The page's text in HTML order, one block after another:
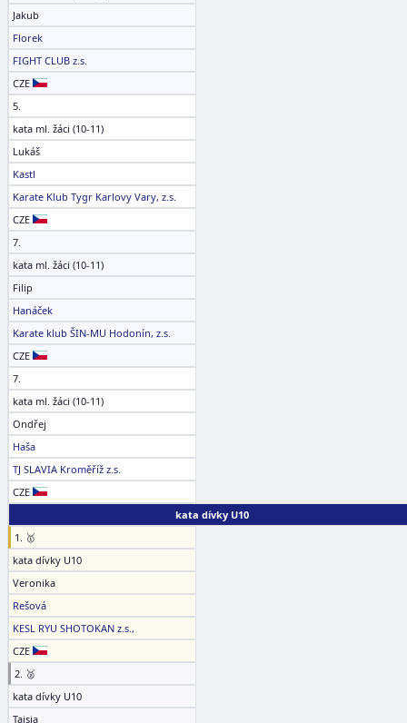
Jakub
Florek
FIGHT CLUB z.s.
CZE
5.
kata ml. žáci (10-11)
Lukáš
Kastl
Karate Klub Tygr Karlovy Vary, z.s.
CZE
7.
kata ml. žáci (10-11)
Filip
Hanáček
Karate klub ŠIN-MU Hodonín, z.s.
CZE
7.
kata ml. žáci (10-11)
Ondřej
Haša
TJ SLAVIA Kroměříž z.s.
CZE
kata dívky U10
1. 🥇
kata dívky U10
Veronika
Rešová
KESL RYU SHOTOKAN z.s.,
CZE
2. 🥈
kata dívky U10
Taisia